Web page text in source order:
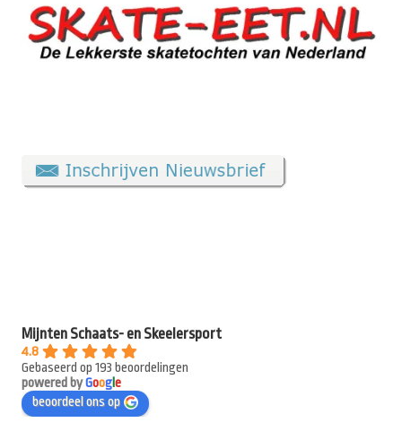
Mijnten Schaats- en Skeelersport
4.8
Gebaseerd op 193 beoordelingen
powered byGooge
beoordeel ons op